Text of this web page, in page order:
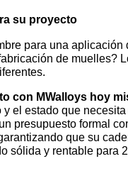
su proyecto
para una aplicación
de muelles?
con MWalloys hoy
el estado que
presupuesto formal
que su
sólida y rentable para